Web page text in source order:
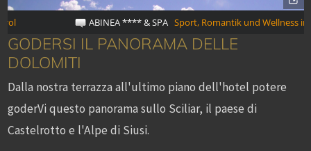
GODERSI IL PANORAMA DELLE
DOLOMITI
Dalla nostra terrazza all'ultimo piano dell'hotel potere
goderVi questo panorama sullo Sciliar, il paese di
Castelrotto e l'Alpe di Siusi.